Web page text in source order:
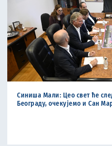
Синиша Мали: Цео свет ће
Београду, очекујемо и Сан